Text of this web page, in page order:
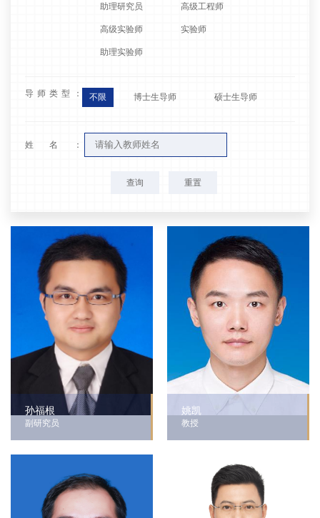
助理研究员 高级工程师
高级实验师 实验师
助理实验师
导师类型： 不限 博士生导师 硕士生导师
姓名：
查询 重置
孙福根
副研究员
姚凯
教授